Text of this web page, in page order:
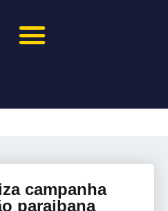
campanha
paraibana